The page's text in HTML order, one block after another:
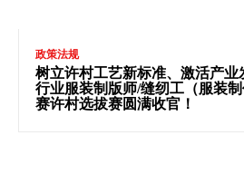
政策法规
树立许村工艺新标准、激活产
行业服装制版师/缝纫工（服装
赛许村选拔赛圆满收官！